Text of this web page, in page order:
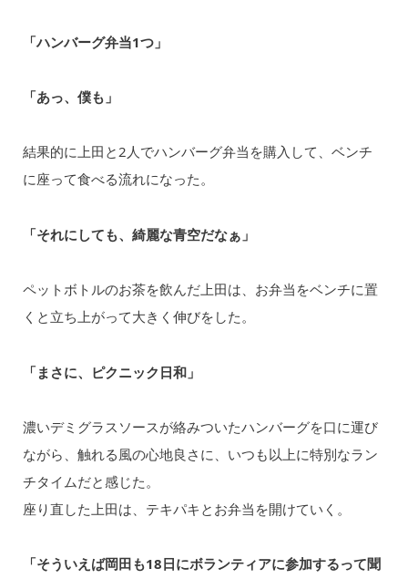
「ハンバーグ弁当1つ」
「あっ、僕も」
結果的に上⽥と2⼈でハンバーグ弁当を購入して、ベンチ
に座って食べる流れになった。
「それにしても、綺麗な⻘空だなぁ」
ペットボトルのお茶を飲んだ上田は、お弁当をベンチに置
くと⽴ち上がって大きく伸びをした。
「まさに、ピクニック⽇和」
濃いデミグラスソースが絡みついたハンバーグを⼝に運び
ながら、触れる風の心地良さに、いつも以上に特別なラン
チタイムだと感じた。
座り直した上田は、テキパキとお弁当を開けていく。
「そういえば岡⽥も18⽇にボランティアに参加するって聞